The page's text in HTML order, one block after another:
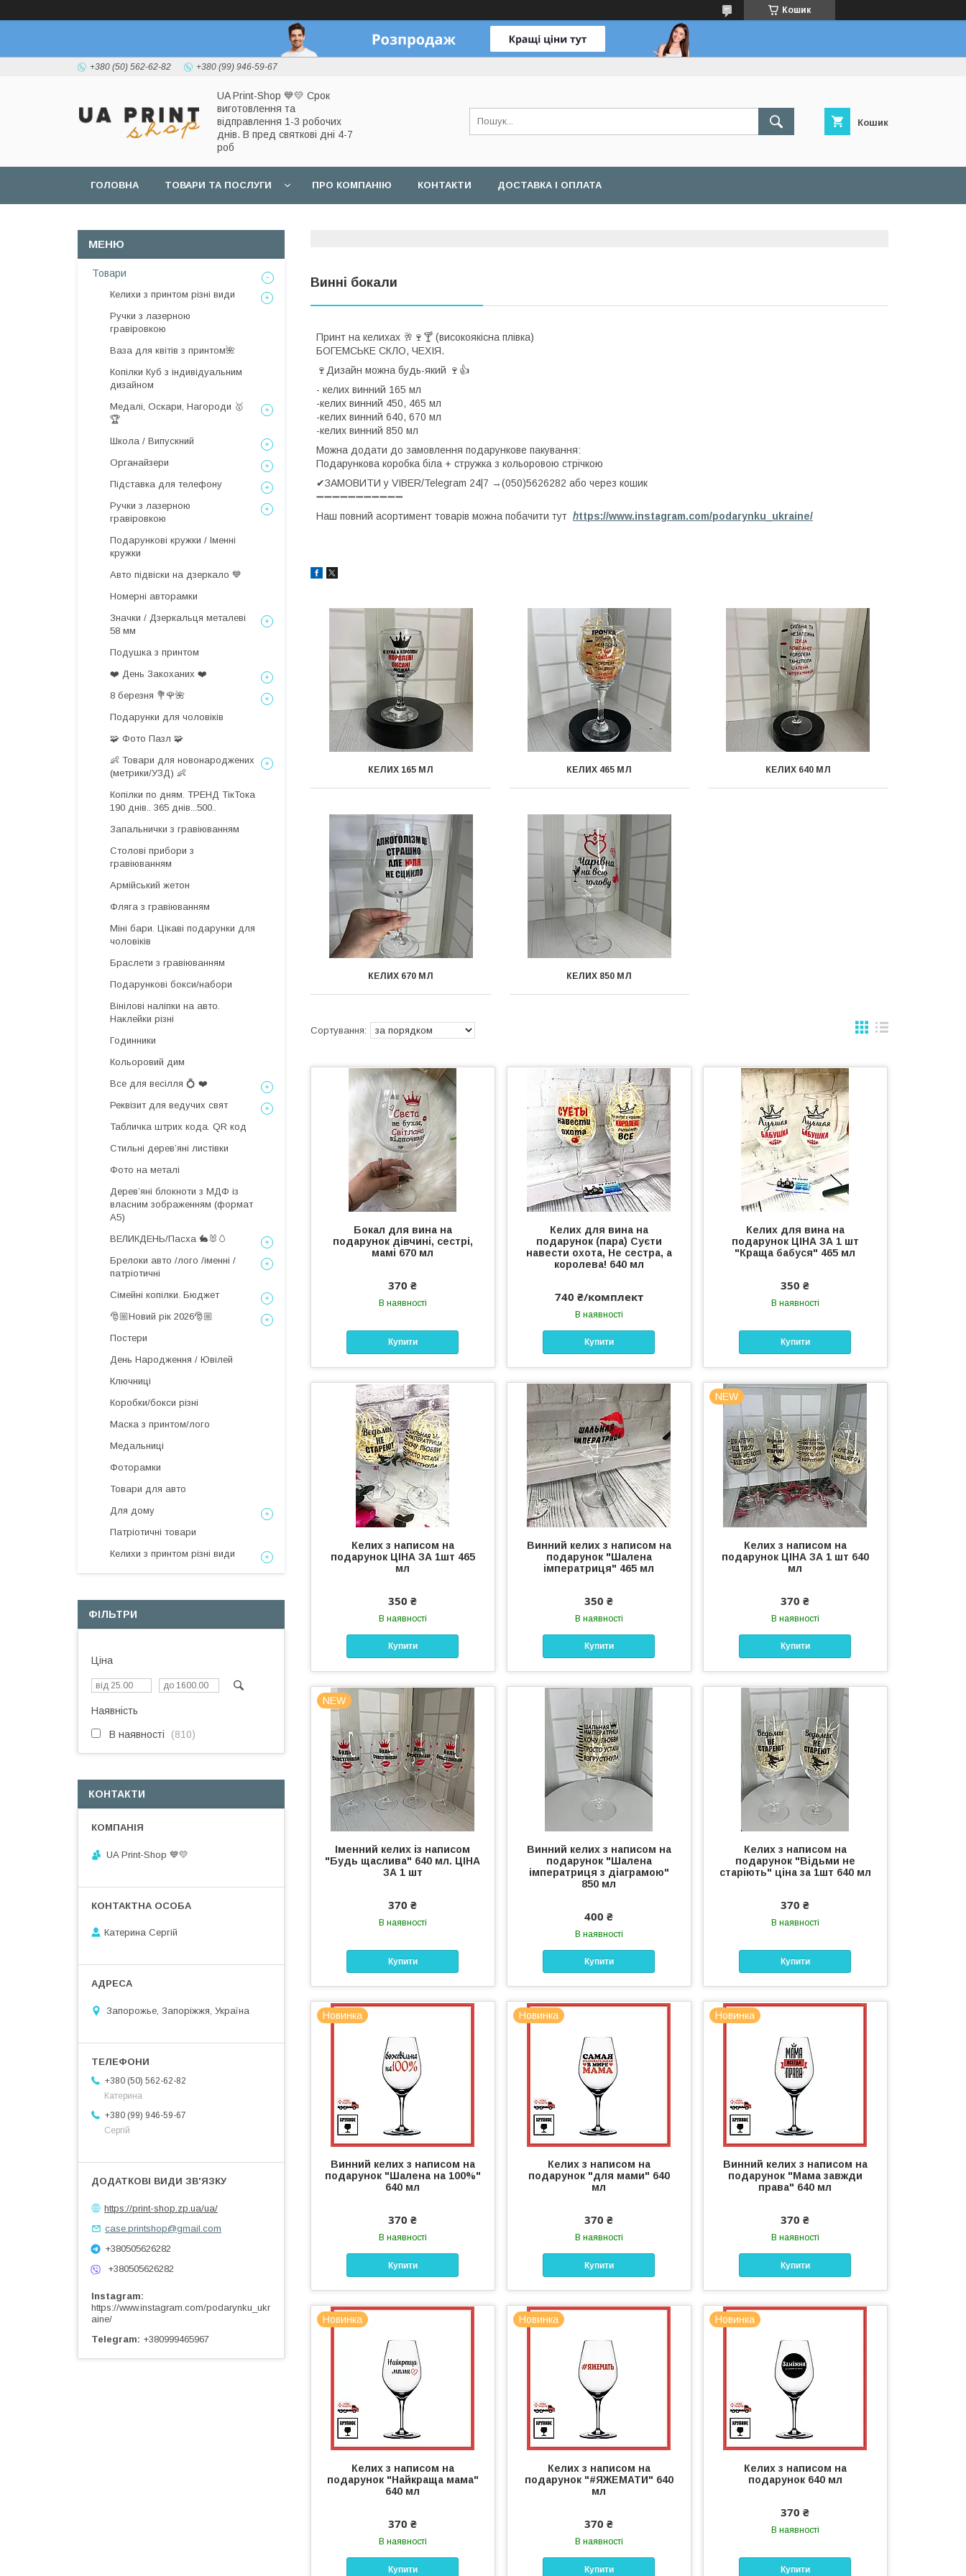
Кошик
+380 (50) 562-62-82 +380 (99) 946-59-67
UA Print-Shop ​💙💛 Срок
виготовлення та
відправлення 1-3 робочих
днів. В пред святкові дні 4-7
роб
Кошик
ГОЛОВНА ТОВАРИ ТА ПОСЛУГИ ПРО КОМПАНІЮ КОНТАКТИ ДОСТАВКА І ОПЛАТА
Винні бокали
Принт на келихах 🥂🍷🍸 (високоякісна плівка)
БОГЕМСЬКЕ СКЛО, ЧЕХІЯ.
🍷Дизайн можна будь-який 🍷👍
- келих винний 165 мл
-келих винний 450, 465 мл
-келих винний 640, 670 мл
-келих винний 850 мл
Можна додати до замовлення подарункове пакування:
Подарункова коробка біла + стружка з кольоровою стрічкою
✔ЗАМОВИТИ у VIBER/Telegram 24|7 →(050)5626282 або через кошик
➖➖➖➖➖➖➖➖➖➖➖
Наш повний асортимент товарів можна побачити тут https://www.instagram.com/podarynku_ukraine/
КЕЛИХ 165 МЛ КЕЛИХ 465 МЛ КЕЛИХ 640 МЛ
КЕЛИХ 670 МЛ КЕЛИХ 850 МЛ
Бокал для вина на
подарунок дівчині, сестрі,
мамі 670 мл
370 ₴
В наявності
Купити
Келих для вина на
подарунок (пара) Суєти
навести охота, Не сестра, а
королева! 640 мл
740 ₴/комплект
В наявності
Купити
Келих для вина на
подарунок ЦІНА ЗА 1 шт
"Краща бабуся" 465 мл
350 ₴
В наявності
Купити
Келих з написом на
подарунок ЦІНА ЗА 1шт 465
мл
350 ₴
В наявності
Купити
Винний келих з написом на
подарунок "Шалена
імператриця" 465 мл
350 ₴
В наявності
Купити
NEW
Келих з написом на
подарунок ЦІНА ЗА 1 шт 640
мл
370 ₴
В наявності
Купити
NEW
Іменний келих із написом
"Будь щаслива" 640 мл. ЦІНА
ЗА 1 шт
370 ₴
В наявності
Купити
Винний келих з написом на
подарунок "Шалена
імператриця з діаграмою"
850 мл
400 ₴
В наявності
Купити
Келих з написом на
подарунок "Відьми не
старіють" ціна за 1шт 640 мл
370 ₴
В наявності
Купити
Новинка
Винний келих з написом на
подарунок "Шалена на 100%"
640 мл
370 ₴
В наявності
Купити
Новинка
Келих з написом на
подарунок "для мами" 640
мл
370 ₴
В наявності
Купити
Новинка
Винний келих з написом на
подарунок "Мама завжди
права" 640 мл
370 ₴
В наявності
Купити
Новинка
Келих з написом на
подарунок "Найкраща мама"
640 мл
370 ₴
В наявності
Купити
Новинка
Келих з написом на
подарунок "#ЯЖЕМАТИ" 640
мл
370 ₴
В наявності
Купити
Новинка
Келих з написом на
подарунок 640 мл
370 ₴
В наявності
Купити
Товари
Келихи з принтом різні види
Ручки з лазерною
гравіровкою
Ваза для квітів з принтом🌺
Копілки Куб з індивідуальним
дизайном
Медалі, Оскари, Нагороди 🥇
🏆
Школа / Випускний
Органайзери
Підставка для телефону
Ручки з лазерною
гравіровкою
Подарункові кружки / Іменні
кружки
Авто підвіски на дзеркало 💙
Номерні авторамки
Значки / Дзеркальця металеві
58 мм
Подушка з принтом
❤️ День Закоханих ❤️
8 березня 💐🌹🌺
Подарунки для чоловіків
🧩 Фото Пазл 🧩
👶 Товари для новонароджених
(метрики/УЗД) 👶
Копілки по дням. ТРЕНД ТікТока
190 днів.. 365 днів...500..
Запальнички з гравіюванням
Столові прибори з
гравіюванням
Армійський жетон
Фляга з гравіюванням
Міні бари. Цікаві подарунки для
чоловіків
Браслети з гравіюванням
Подарункові бокси/набори
Вінілові наліпки на авто.
Наклейки різні
Годинники
Кольоровий дим
Все для весілля 💍 ❤️
Реквізит для ведучих свят
Табличка штрих кода. QR код
Стильні деревʼяні листівки
Фото на металі
Дерев’яні блокноти з МДФ із
власним зображенням (формат
А5)
ВЕЛИКДЕНЬ/Пасха 🐇🐰🥚
Брелоки авто /лого /іменні /
патріотичні
Сімейні копілки. Бюджет
🎅🏼Новий рік 2026🎅🏼
Постери
День Народження / Ювілей
Ключниці
Коробки/бокси різні
Маска з принтом/лого
Медальниці
Фоторамки
Товари для авто
Для дому
Патріотичні товари
Келихи з принтом різні види
ФІЛЬТРИ
Ціна
Наявність
В наявності 810
КОНТАКТИ
UA Print-Shop ​💙💛
Катерина Сергій
Запорожье, Запоріжжя, Україна
+380 (50) 562-62-82
Катерина
+380 (99) 946-59-67
Сергій
https://print-shop.zp.ua/ua/
case.printshop@gmail.com
+380505626282
+380505626282
Instagram
https://www.instagram.com/podarynku_ukr
aine/
Telegram
+380999465967